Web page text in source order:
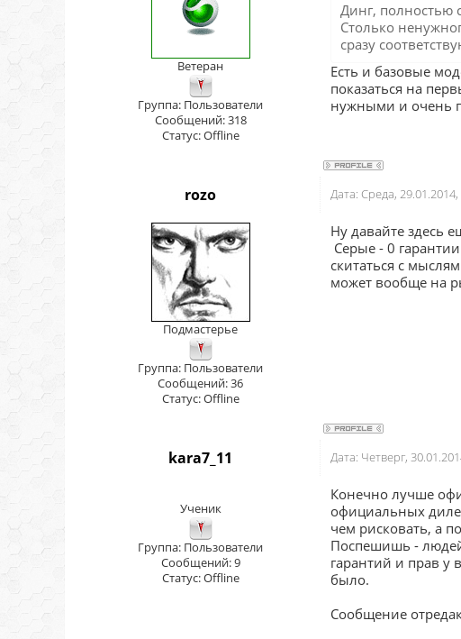
Ветеран
Группа: Пользователи
Сообщений:318
Статус:Offline
Динг, полностью
Столько
сразу
Есть и базовые
показаться на
нужными и очень
rozo Дата: Среда,
Подмастерье
Группа: Пользователи
Сообщений:36
Статус:Offline
Ну давайте здесь
Серые - 0
скитаться с
может вообще на
kara7_11 Дата: Четверг,
Ученик
Группа: Пользователи
Сообщений:9
Статус:Offline
Конечно лучше
официальных
чем рисковать, а
Поспешишь -
гарантий и прав у
было.
Сообщение